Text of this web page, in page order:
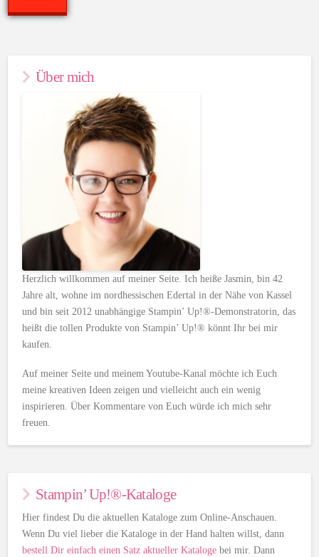
Über mich
Herzlich willkommen auf meiner Seite. Ich heiße Jasmin, bin 42
Jahre alt, wohne im nordhessischen Edertal in der Nähe von Kassel
und bin seit 2012 unabhängige Stampin’ Up!®-Demonstratorin, das
heißt die tollen Produkte von Stampin’ Up!® könnt Ihr bei mir
kaufen.
Auf meiner Seite und meinem Youtube-Kanal möchte ich Euch
meine kreativen Ideen zeigen und vielleicht auch ein wenig
inspirieren. Über Kommentare von Euch würde ich mich sehr
freuen.
Stampin’ Up!®-Kataloge
Hier findest Du die aktuellen Kataloge zum Online-Anschauen.
Wenn Du viel lieber die Kataloge in der Hand halten willst, dann
bestell Dir einfach einen Satz aktueller Kataloge bei mir. Dann